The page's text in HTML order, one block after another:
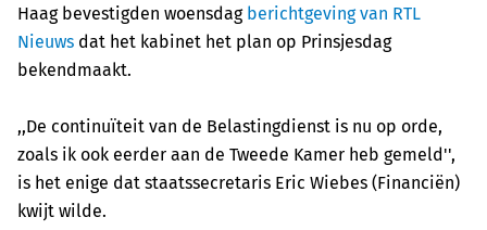
Haag bevestigden woensdag berichtgeving van RTL
Nieuws dat het kabinet het plan op Prinsjesdag
bekendmaakt.
,,De continuïteit van de Belastingdienst is nu op orde,
zoals ik ook eerder aan de Tweede Kamer heb gemeld'',
is het enige dat staatssecretaris Eric Wiebes (Financiën)
kwijt wilde.